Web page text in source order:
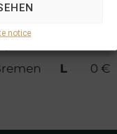
notice
L 0 €